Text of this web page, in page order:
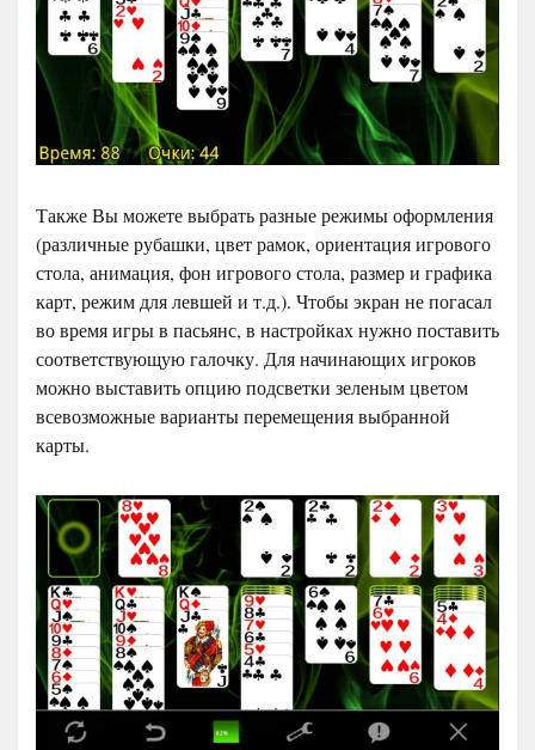
Также Вы можете выбрать разные режимы оформления
(различные рубашки, цвет рамок, ориентация игрового
стола, анимация, фон игрового стола, размер и графика
карт, режим для левшей и т.д.). Чтобы экран не погасал
во время игры в пасьянс, в настройках нужно поставить
соответствующую галочку. Для начинающих игроков
можно выставить опцию подсветки зеленым цветом
всевозможные варианты перемещения выбранной
карты.